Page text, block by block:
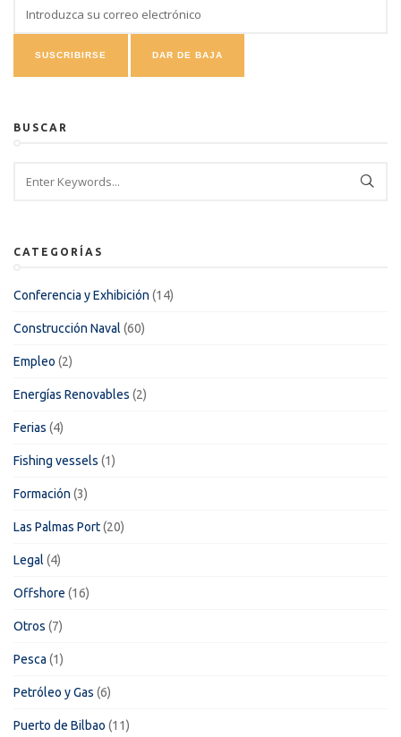
BUSCAR
CATEGORÍAS
Conferencia y Exhibición (14)
Construcción Naval (60)
Empleo (2)
Energías Renovables (2)
Ferias (4)
Fishing vessels (1)
Formación (3)
Las Palmas Port(20)
Legal (4)
Offshore (16)
Otros (7)
Pesca (1)
Petróleo y Gas (6)
Puerto de Bilbao (11)